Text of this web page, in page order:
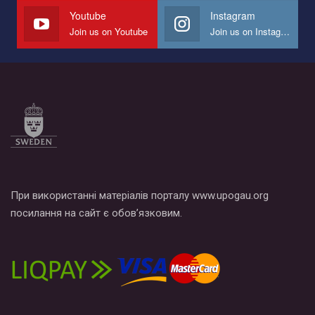
Youtube
Join us on Youtube
Instagram
Join us on Instagram
При використанні матеріалів порталу www.upogau.org
посилання на сайт є обов’язковим.